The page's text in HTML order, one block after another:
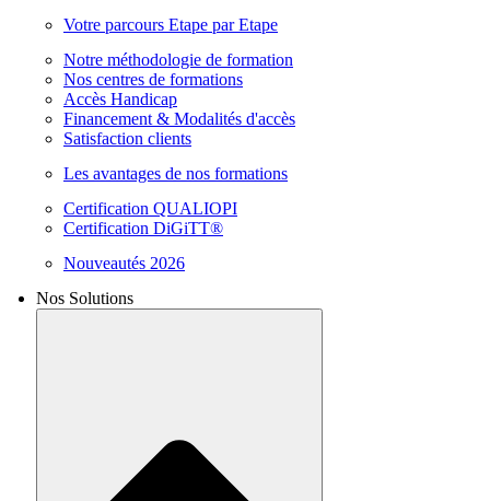
Votre parcours Etape par Etape
Notre méthodologie de formation
Nos centres de formations
Accès Handicap
Financement & Modalités d'accès
Satisfaction clients
Les avantages de nos formations
Certification QUALIOPI
Certification DiGiTT®
Nouveautés 2026
Nos Solutions